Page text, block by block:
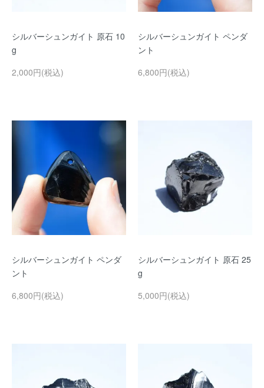
シルバーシュンガイト 原石 10
g
2,000円(税込)
シルバーシュンガイト ペンダ
ント
6,800円(税込)
シルバーシュンガイト ペンダ
ント
6,800円(税込)
シルバーシュンガイト 原石 25
g
5,000円(税込)